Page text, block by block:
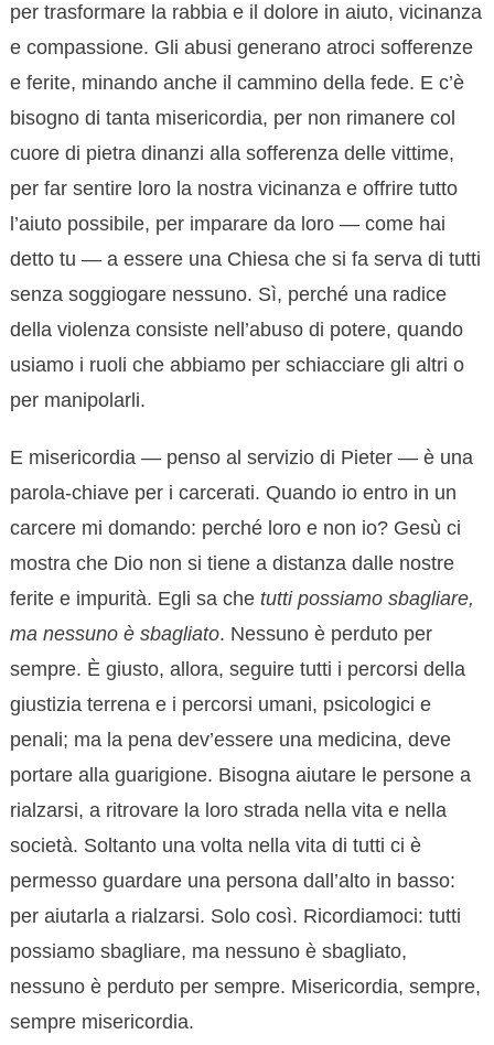
per trasformare la rabbia e il dolore in aiuto, vicinanza
e compassione. Gli abusi generano atroci sofferenze
e ferite, minando anche il cammino della fede. E c’è
bisogno di tanta misericordia, per non rimanere col
cuore di pietra dinanzi alla sofferenza delle vittime,
per far sentire loro la nostra vicinanza e offrire tutto
l’aiuto possibile, per imparare da loro — come hai
detto tu — a essere una Chiesa che si fa serva di tutti
senza soggiogare nessuno. Sì, perché una radice
della violenza consiste nell’abuso di potere, quando
usiamo i ruoli che abbiamo per schiacciare gli altri o
per manipolarli.
E misericordia — penso al servizio di Pieter — è una
parola-chiave per i carcerati. Quando io entro in un
carcere mi domando: perché loro e non io? Gesù ci
mostra che Dio non si tiene a distanza dalle nostre
ferite e impurità. Egli sa che tutti possiamo sbagliare,
ma nessuno è sbagliato. Nessuno è perduto per
sempre. È giusto, allora, seguire tutti i percorsi della
giustizia terrena e i percorsi umani, psicologici e
penali; ma la pena dev’essere una medicina, deve
portare alla guarigione. Bisogna aiutare le persone a
rialzarsi, a ritrovare la loro strada nella vita e nella
società. Soltanto una volta nella vita di tutti ci è
permesso guardare una persona dall’alto in basso:
per aiutarla a rialzarsi. Solo così. Ricordiamoci: tutti
possiamo sbagliare, ma nessuno è sbagliato,
nessuno è perduto per sempre. Misericordia, sempre,
sempre misericordia.